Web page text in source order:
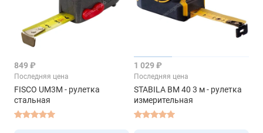
849 ₽
Последняя цена
FISCO UM3M - рулетка
стальная
1 029 ₽
Последняя цена
STABILA BM 40 3 м - рулетка
измерительная